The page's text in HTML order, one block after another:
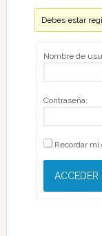
Debes estar
Nombre de
Contraseña:
Recordar mi
ACCEDER